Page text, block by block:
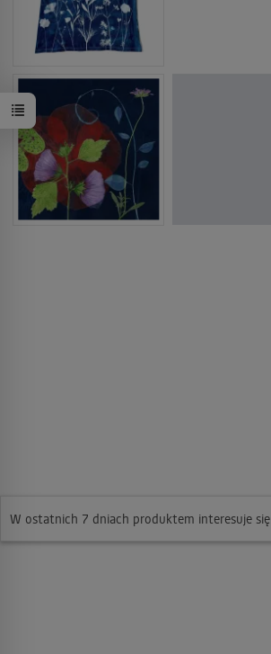
W ostatnich 7 dniach produktem interesuje się